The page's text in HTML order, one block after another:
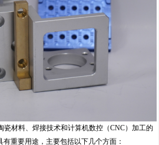
瓷材料、焊接技术和计算机数控（CNC）加工的
重要用途，主要包括以下几个方面：